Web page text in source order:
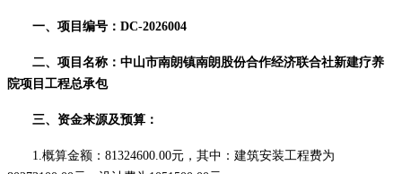
一、项目编号： DC-2026004
二、项目名称：中山市南朗镇南朗股份合作经济联合社新建疗养
院项目工程总承包
三、资金来源及预算：
1.概算金额 ： 81324600.00元 ，其中：建筑安装工程费为